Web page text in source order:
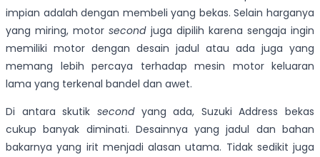
impian adalah dengan membeli yang bekas. Selain harganya
yang miring, motorsecondjuga dipilih karena sengaja ingin
memiliki motor dengan desain jadul atau ada juga yang
memang lebih percaya terhadap mesin motor keluaran
lama yang terkenal bandel dan awet.
Di antara skutik secondyang ada, Suzuki Address bekas
cukup banyak diminati. Desainnya yang jadul dan bahan
bakarnya yang irit menjadi alasan utama. Tidak sedikit juga